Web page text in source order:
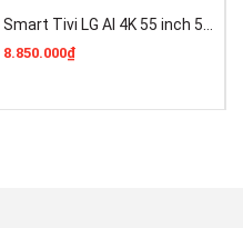
Smart Tivi LG AI 4K 55 inch 55NU805BPSB Mới 100% Giá Rẻ
8.850.000₫